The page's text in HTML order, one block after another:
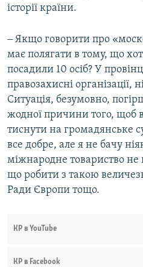
історії країни.
‒ Якщо говорити про
має полягати в тому, що
посадили 10 осіб? У
правозахисні організації,
Ситуація, безумовно,
жодної причини того, щоб
тиснути на громадянське
все добре, але я не бачу
міжнародне товариство
що робити з такою
Ради Європи тощо.
КР в YouTube
КР в Facebook